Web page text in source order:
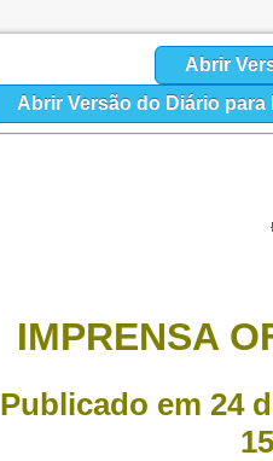
Abrir
Abrir Versão do Diário para
IMPRENSA
Publicado em 24